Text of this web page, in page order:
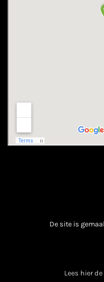
De site is
Lees hier